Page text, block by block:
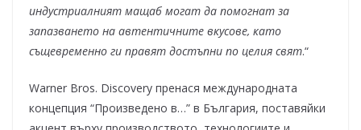
индустриалният мащаб могат да помогнат за
запазването на автентичните вкусове, като
същевременно ги правят достъпни по целия свят.“
Warner Bros. Discovery пренася международната
концепция “Произведено в…” в България, поставяйки